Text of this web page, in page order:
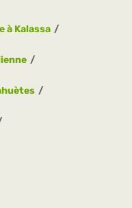
à Kalassa